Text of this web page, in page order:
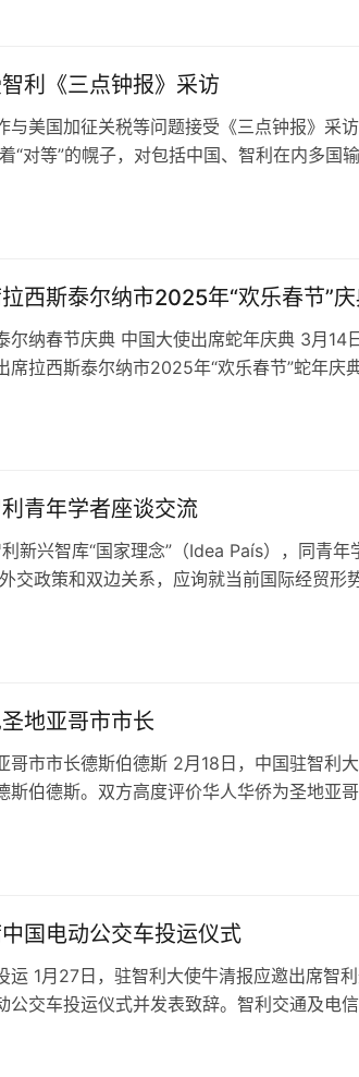
利《三点钟报》采访
与美国加征关税等问题接受《三点钟报》采
“对等”的幌子，对包括中国、智利在内多国
西斯泰尔纳市2025年“欢乐春节”
纳春节庆典 中国大使出席蛇年庆典 3月14日
席拉西斯泰尔纳市2025年“欢乐春节”蛇年庆
青年学者座谈交流
新兴智库“国家理念”（Idea País），同青年
交政策和双边关系，应询就当前国际经贸形
地亚哥市市长
哥市市长德斯伯德斯 2月18日，中国驻智利
斯伯德斯。双方高度评价华人华侨为圣地亚哥
国电动公交车投运仪式
运 1月27日，驻智利大使牛清报应邀出席智
公交车投运仪式并发表致辞。智利交通及电信